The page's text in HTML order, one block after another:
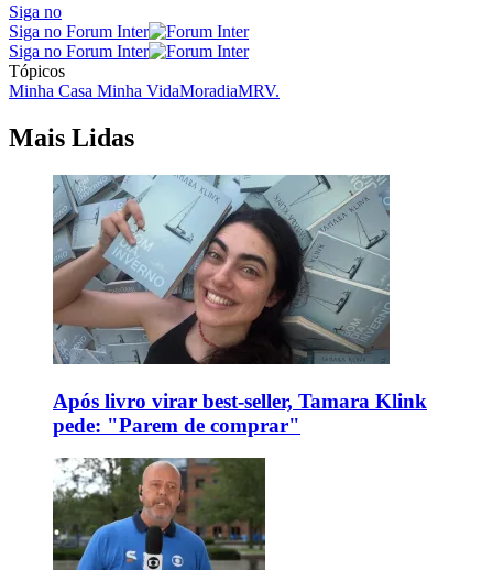
Siga no
Siga no Forum Inter
Siga no Forum Inter
Tópicos
Minha Casa Minha VidaMoradiaMRV.
Mais Lidas
Após livro virar best-seller, Tamara Klink
pede: "Parem de comprar"